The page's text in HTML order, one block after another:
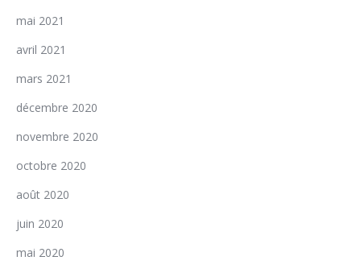
mai 2021
avril 2021
mars 2021
décembre 2020
novembre 2020
octobre 2020
août 2020
juin 2020
mai 2020